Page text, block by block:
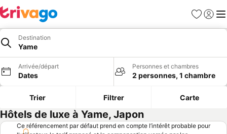
Favoris
Se
Destination
Yame
Arrivée/départ
Dates
Personnes et chambres
2 personnes, 1 chambre
Trier Filtrer Carte
Hôtels de luxe à Yame, Japon
Ce référencement par défaut prend en compte l’intérêt probable pour